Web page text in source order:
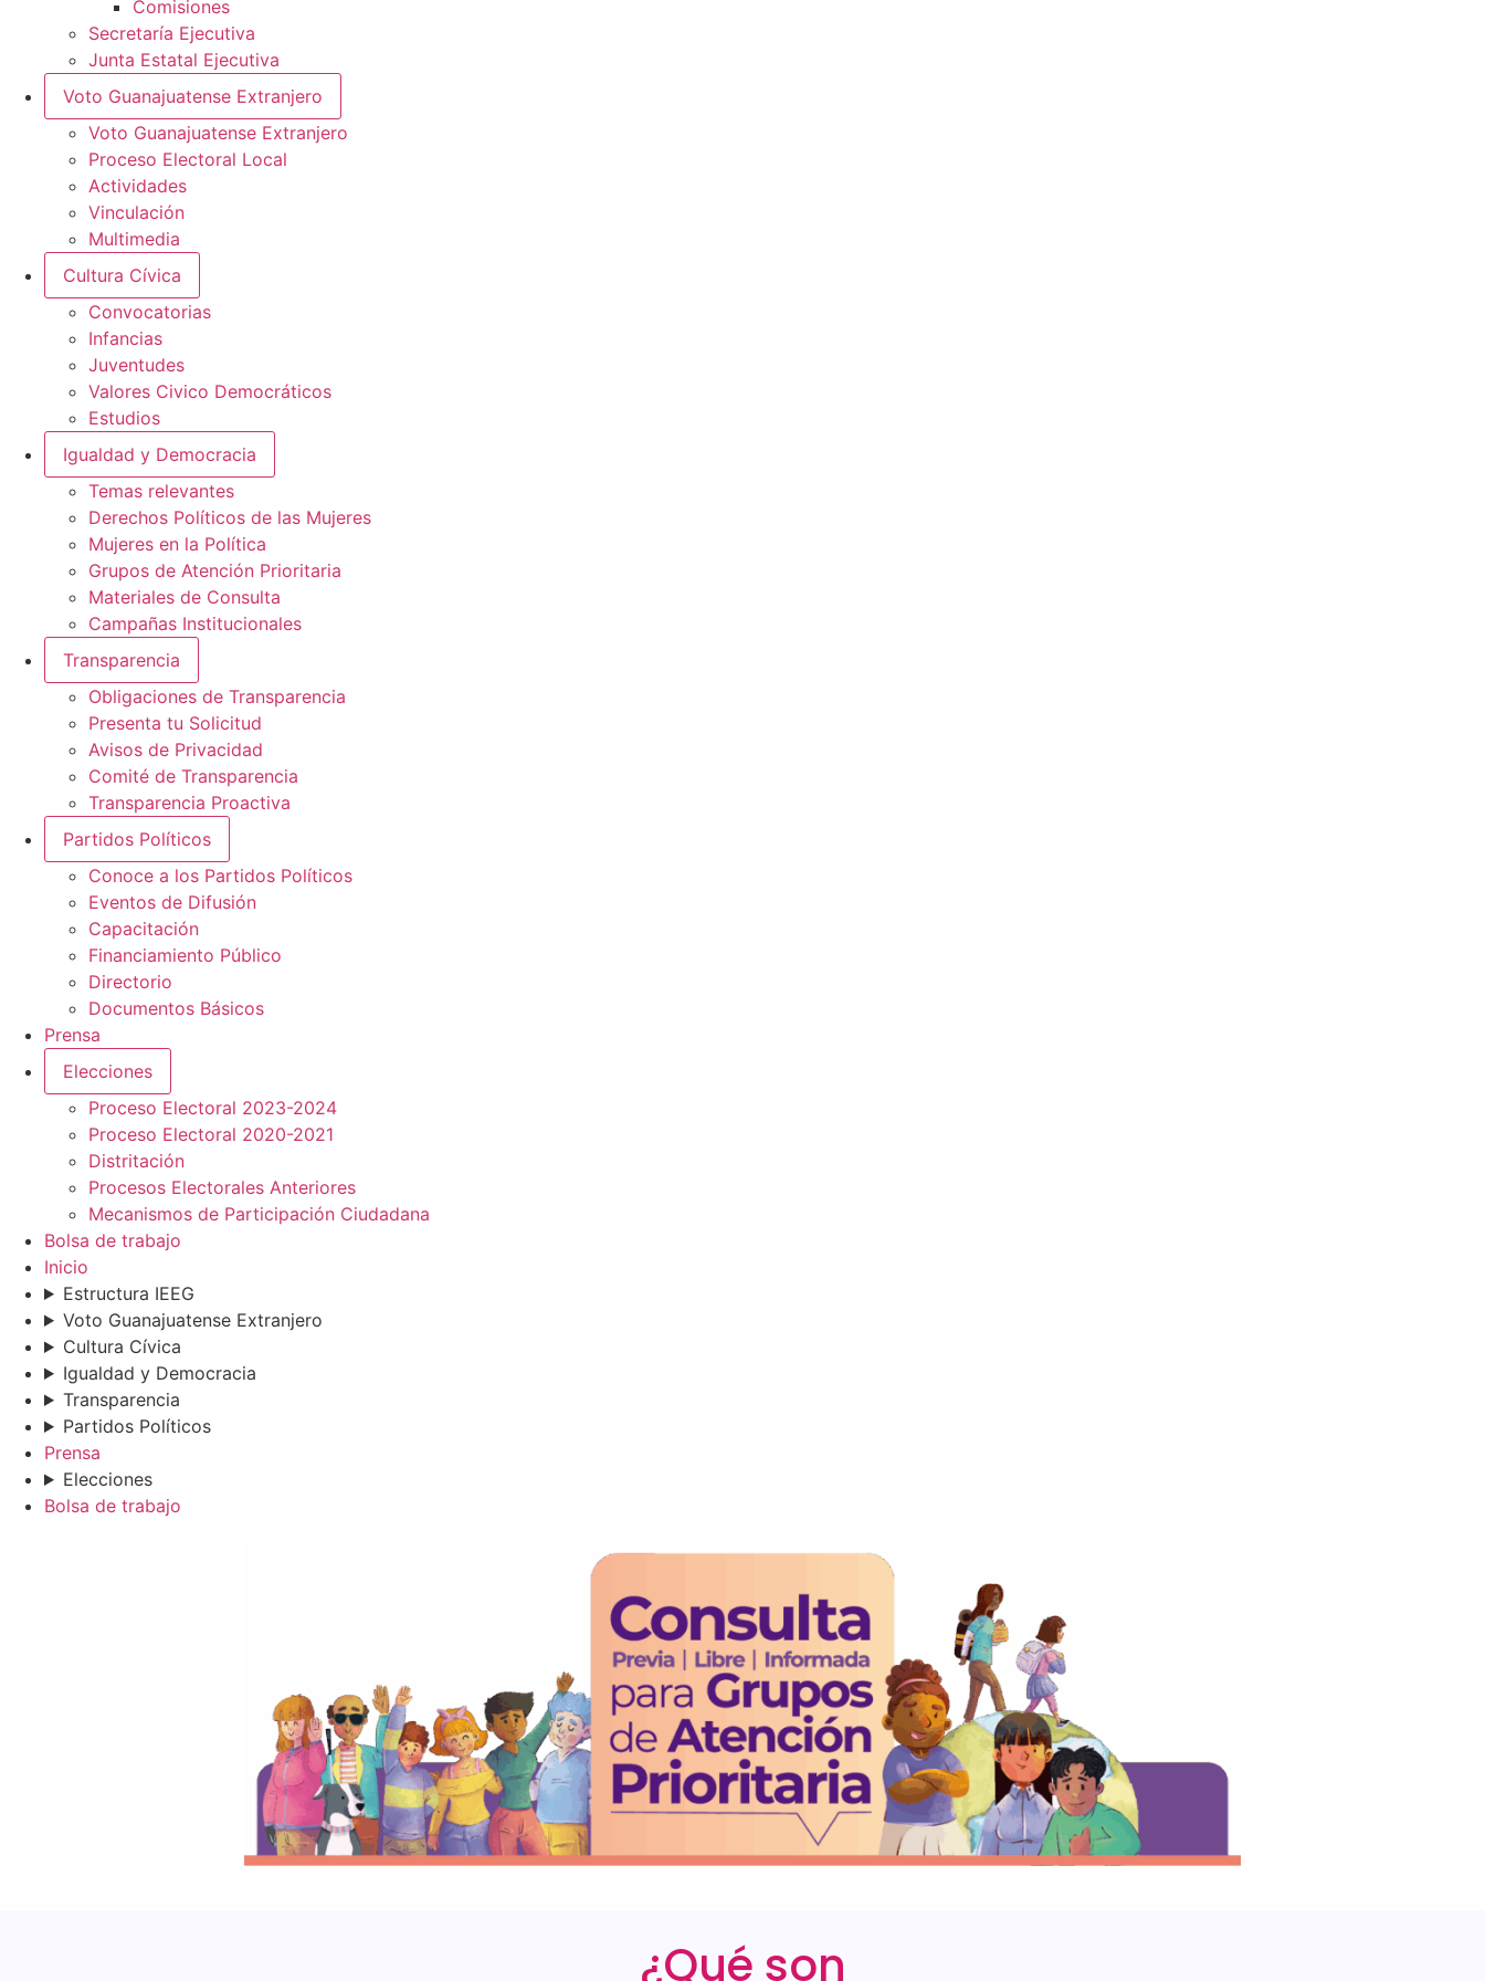
Comisiones
Secretaría Ejecutiva
Junta Estatal Ejecutiva
Voto Guanajuatense Extranjero
Voto Guanajuatense Extranjero
Proceso Electoral Local
Actividades
Vinculación
Multimedia
Cultura Cívica
Convocatorias
Infancias
Juventudes
Valores Civico Democráticos
Estudios
Igualdad y Democracia
Temas relevantes
Derechos Políticos de las Mujeres
Mujeres en la Política
Grupos de Atención Prioritaria
Materiales de Consulta
Campañas Institucionales
Transparencia
Obligaciones de Transparencia
Presenta tu Solicitud
Avisos de Privacidad
Comité de Transparencia
Transparencia Proactiva
Partidos Políticos
Conoce a los Partidos Políticos
Eventos de Difusión
Capacitación
Financiamiento Público
Directorio
Documentos Básicos
Prensa
Elecciones
Proceso Electoral 2023-2024
Proceso Electoral 2020-2021
Distritación
Procesos Electorales Anteriores
Mecanismos de Participación Ciudadana
Bolsa de trabajo
Inicio
Estructura IEEG
Voto Guanajuatense Extranjero
Cultura Cívica
Igualdad y Democracia
Transparencia
Partidos Políticos
Prensa
Elecciones
Bolsa de trabajo
¿Qué son